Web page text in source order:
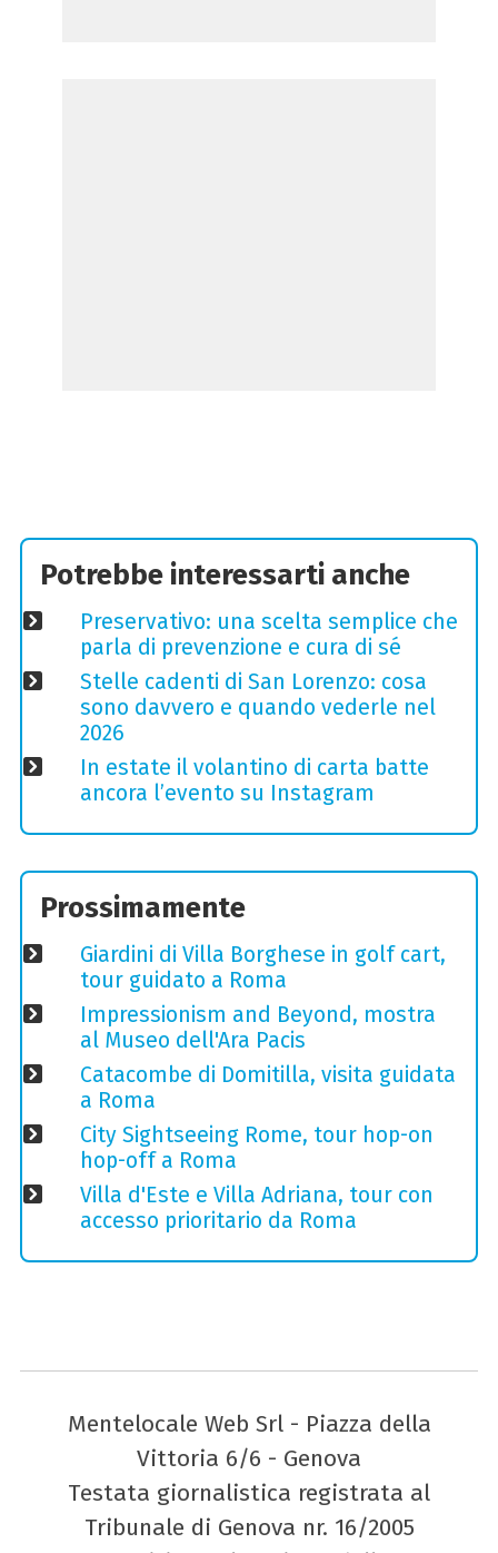
Potrebbe interessarti anche
Preservativo: una scelta semplice che
parla di prevenzione e cura di sé
Stelle cadenti di San Lorenzo: cosa
sono davvero e quando vederle nel
2026
In estate il volantino di carta batte
ancora l’evento su Instagram
Prossimamente
Giardini di Villa Borghese in golf cart,
tour guidato a Roma
Impressionism and Beyond, mostra
al Museo dell'Ara Pacis
Catacombe di Domitilla, visita guidata
a Roma
City Sightseeing Rome, tour hop-on
hop-off a Roma
Villa d'Este e Villa Adriana, tour con
accesso prioritario da Roma
Mentelocale Web Srl - Piazza della
Vittoria 6/6 - Genova
Testata giornalistica registrata al
Tribunale di Genova nr. 16/2005